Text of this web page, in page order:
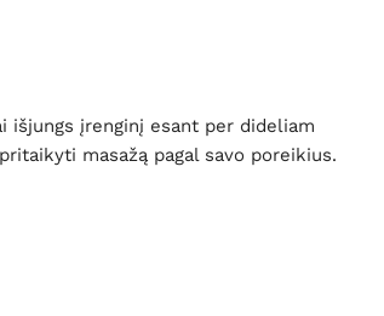
išjungs įrenginį esant per dideliam
masažą pagal savo poreikius.